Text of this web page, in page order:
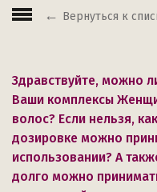
Вернуться к
Здравствуйте, можно
Ваши комплексы
волос? Если нельзя,
дозировке можно
использовании? А
долго можно